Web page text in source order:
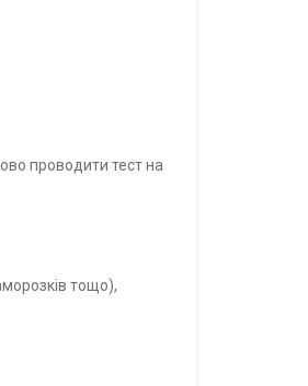
проводити тест на
тощо),